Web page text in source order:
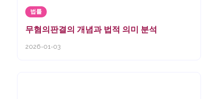
법률
무혐의판결의 개념과 법적 의미 분석
2026-01-03